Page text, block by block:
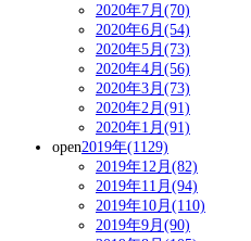
2020年7月(70)
2020年6月(54)
2020年5月(73)
2020年4月(56)
2020年3月(73)
2020年2月(91)
2020年1月(91)
open2019年(1129)
2019年12月(82)
2019年11月(94)
2019年10月(110)
2019年9月(90)